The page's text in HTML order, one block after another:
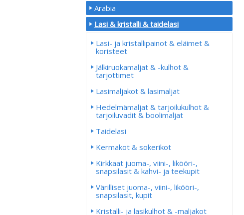
Arabia
Lasi & kristalli & taidelasi
Lasi- ja kristallipainot & eläimet &
koristeet
Jälkiruokamaljat & -kulhot &
tarjottimet
Lasimaljakot & lasimaljat
Hedelmämaljat & tarjoilukulhot &
tarjoiluvadit & boolimaljat
Taidelasi
Kermakot & sokerikot
Kirkkaat juoma-, viini-, likööri-,
snapsilasit & kahvi- ja teekupit
Värilliset juoma-, viini-, likööri-,
snapsilasit, kupit
Kristalli- ja lasikulhot & -maljakot